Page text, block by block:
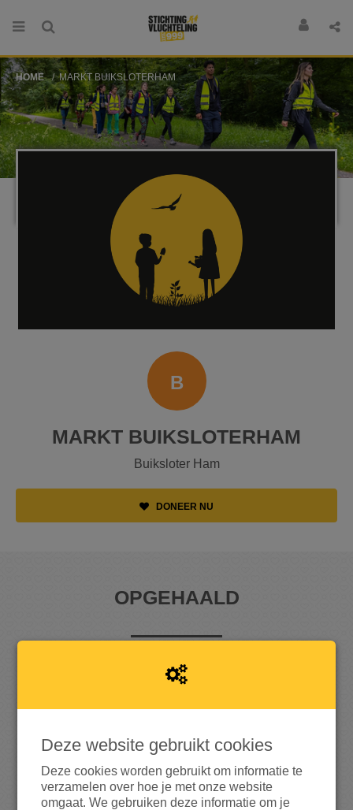
HOME MARKT BUIKSLOTERHAM
B
MARKT BUIKSLOTERHAM
Buiksloter Ham
DONEER NU
OPGEHAALD
1 5
Deze website gebruikt cookies
Deze cookies worden gebruikt om informatie te
verzamelen over hoe je met onze website
omgaat. We gebruiken deze informatie om je